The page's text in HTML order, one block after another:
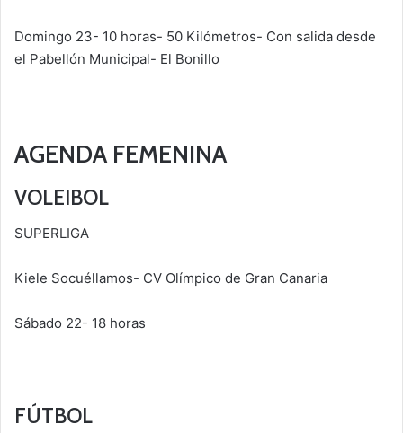
Domingo 23- 10 horas- 50 Kilómetros- Con salida desde
el Pabellón Municipal- El Bonillo
AGENDA FEMENINA
VOLEIBOL
SUPERLIGA
Kiele Socuéllamos- CV Olímpico de Gran Canaria
Sábado 22- 18 horas
FÚTBOL